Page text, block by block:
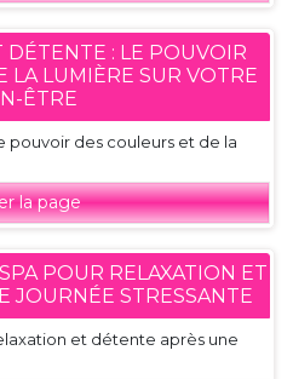
DÉTENTE : LE POUVOIR
LA LUMIÈRE SUR VOTRE
ÊTRE
pouvoir des couleurs et de la
la page
POUR RELAXATION ET
JOURNÉE STRESSANTE
et détente après une